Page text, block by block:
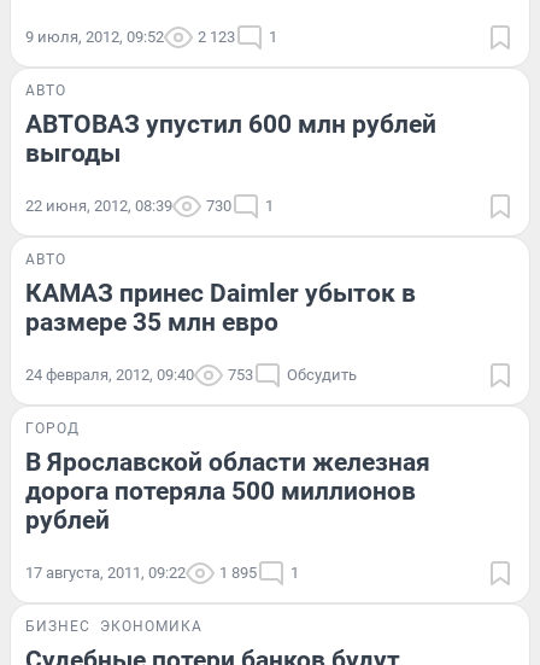
9 июля, 2012, 09:52 2 123 1
АВТО
АВТОВАЗ упустил 600 млн рублей
выгоды
22 июня, 2012, 08:39 730 1
АВТО
КАМАЗ принес Daimler убыток в
размере 35 млн евро
24 февраля, 2012, 09:40 753 Обсудить
ГОРОД
В Ярославской области железная
дорога потеряла 500 миллионов
рублей
17 августа, 2011, 09:22 1 895 1
БИЗНЕС ЭКОНОМИКА